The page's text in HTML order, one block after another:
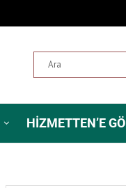
HIZMETTEN’E